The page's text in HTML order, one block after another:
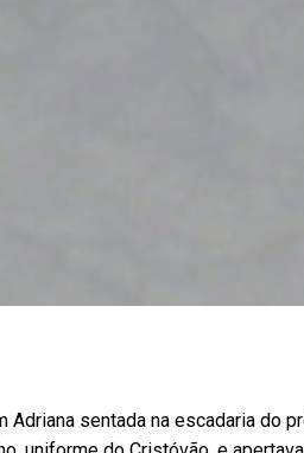
Adriana sentada na escadaria do